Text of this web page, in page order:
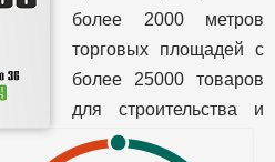
более 2000 метров
торговых площадей с
более 25000 товаров
для строительства и